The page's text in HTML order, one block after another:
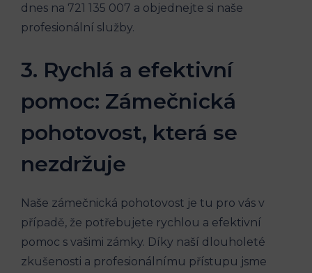
dnes na 721 135 007 a objednejte si naše
profesionální služby.
3. Rychlá a efektivní
pomoc: Zámečnická
pohotovost, která se
nezdržuje
Naše zámečnická pohotovost je tu pro vás v
případě, že potřebujete rychlou a efektivní
pomoc s vašimi zámky. Díky naší dlouholeté
zkušenosti a profesionálnímu přístupu jsme